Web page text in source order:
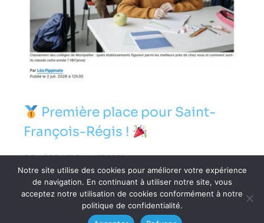
Première place pour Saint-
François-Régis !
COLLÈGE 21 JUILLET 2026
Notre site utilise des cookies pour améliorer votre expérience
de navigation. En continuant à utiliser notre site, vous
acceptez notre utilisation de cookies conformément à notre
politique de confidentialité.